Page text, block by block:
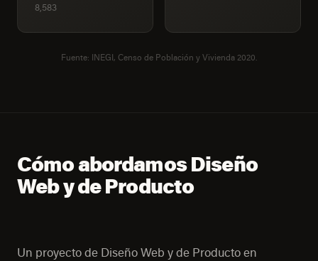
8,583
Fuente: INEGI, Censo de Población y Vivienda 2020.
Cómo abordamos Diseño
Web y de Producto
Un proyecto de Diseño Web y de Producto en